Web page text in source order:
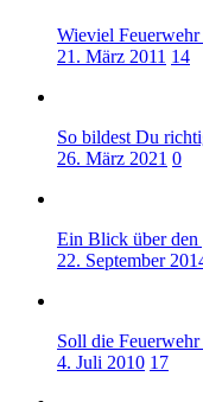
Wieviel
21. März 2011 14
So bildest Du
26. März 2021 0
Ein Blick über den
22. September
Soll die
4. Juli 2010 17